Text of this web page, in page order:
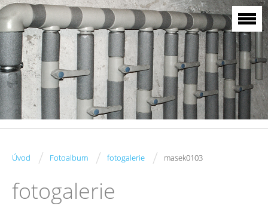
Úvod / Fotoalbum / fotogalerie / masek0103
fotogalerie